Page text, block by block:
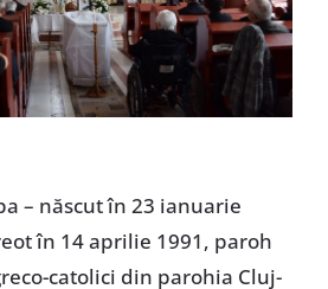
– născut în 23 ianuarie
în 14 aprilie 1991, paroh
catolici din parohia Cluj-